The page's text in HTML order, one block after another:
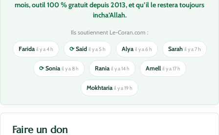
mois, outil 100 % gratuit depuis 2013, et qu’il le restera toujours
incha’Allah.
Ils soutiennent Le-Coran.com :
Farida il y a 4 h ⟳Said il y a 5 h Alya il y a 6 h Sarah il y a 7 h
⟳Sonia il y a 8 h Rania il y a 14 h Amell il y a 17 h
Mokhtaria il y a 19 h
Faire un don